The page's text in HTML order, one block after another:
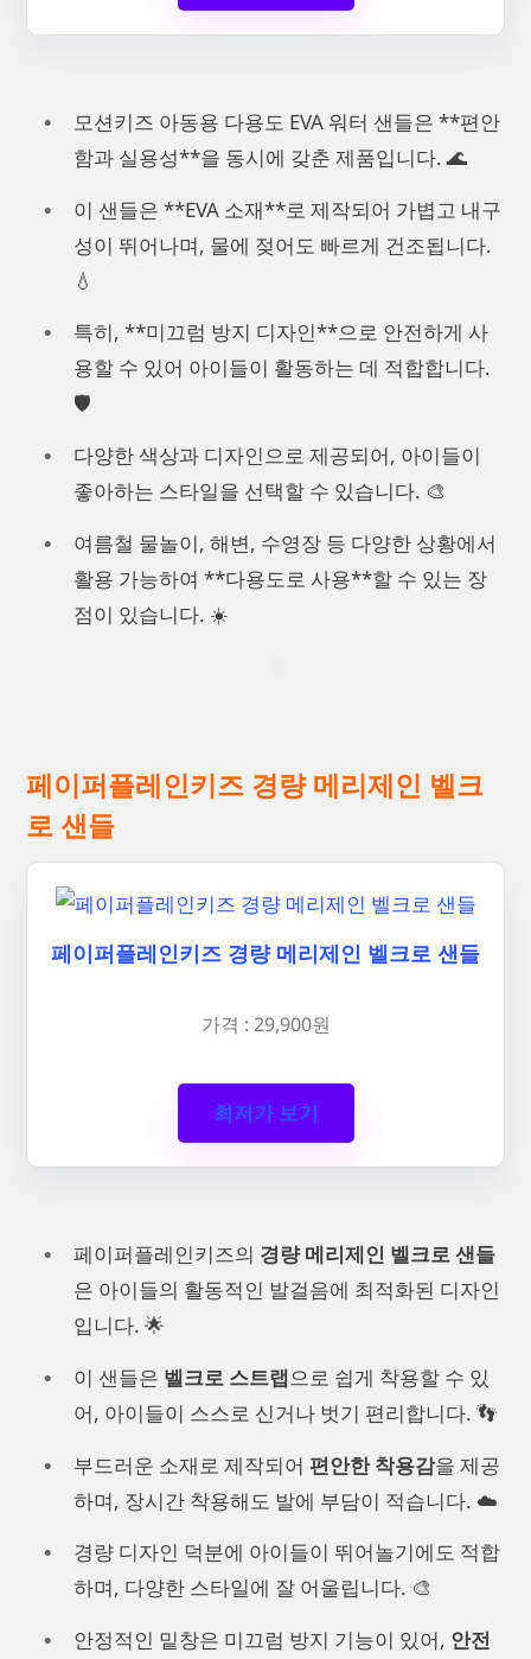
모션키즈 아동용 다용도 EVA 워터 샌들은 **편안
함과 실용성**을 동시에 갖춘 제품입니다. 🌊
이 샌들은 **EVA 소재**로 제작되어 가볍고 내구
성이 뛰어나며, 물에 젖어도 빠르게 건조됩니다.
💧
특히, **미끄럼 방지 디자인**으로 안전하게 사
용할 수 있어 아이들이 활동하는 데 적합합니다.
🛡️
다양한 색상과 디자인으로 제공되어, 아이들이
좋아하는 스타일을 선택할 수 있습니다. 🎨
여름철 물놀이, 해변, 수영장 등 다양한 상황에서
활용 가능하여 **다용도로 사용**할 수 있는 장
점이 있습니다. ☀️
페이퍼플레인키즈 경량 메리제인 벨크
로 샌들
페이퍼플레인키즈 경량 메리제인 벨크로 샌들
가격 : 29,900원
최저가 보기
페이퍼플레인키즈의 경량 메리제인 벨크로 샌들
은 아이들의 활동적인 발걸음에 최적화된 디자인
입니다. 🌟
이 샌들은 벨크로 스트랩으로 쉽게 착용할 수 있
어, 아이들이 스스로 신거나 벗기 편리합니다. 👣
부드러운 소재로 제작되어 편안한 착용감을 제공
하며, 장시간 착용해도 발에 부담이 적습니다. ☁️
경량 디자인 덕분에 아이들이 뛰어놀기에도 적합
하며, 다양한 스타일에 잘 어울립니다. 🎨
안정적인 밑창은 미끄럼 방지 기능이 있어, 안전